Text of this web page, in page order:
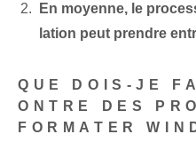
En moyenne, le
lation peut prendre
QUE DOIS-JE
ONTRE DES
FORMATER